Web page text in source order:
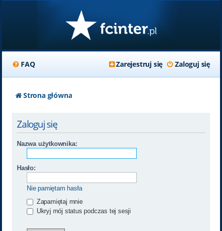
FAQ Zaloguj się
Zarejestruj się
Strona główna
Zaloguj się
Nazwa użytkownika:
Hasło:
Nie pamiętam hasła
Zapamiętaj mnie
Ukryj mój status podczas tej sesji